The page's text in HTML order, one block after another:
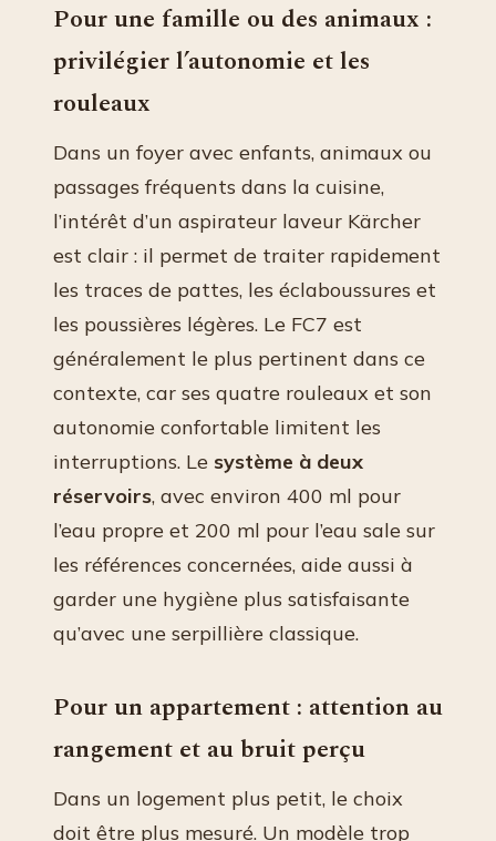
Pour une famille ou des animaux :
privilégier l’autonomie et les
rouleaux
Dans un foyer avec enfants, animaux ou
passages fréquents dans la cuisine,
l’intérêt d’un aspirateur laveur Kärcher
est clair : il permet de traiter rapidement
les traces de pattes, les éclaboussures et
les poussières légères. Le FC7 est
généralement le plus pertinent dans ce
contexte, car ses quatre rouleaux et son
autonomie confortable limitent les
interruptions. Le système à deux
réservoirs, avec environ 400 ml pour
l’eau propre et 200 ml pour l’eau sale sur
les références concernées, aide aussi à
garder une hygiène plus satisfaisante
qu’avec une serpillière classique.
Pour un appartement : attention au
rangement et au bruit perçu
Dans un logement plus petit, le choix
doit être plus mesuré. Un modèle trop